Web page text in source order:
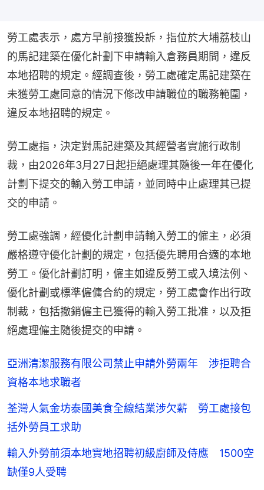
勞工處表示，處方早前接獲投訴，指位於大埔荔枝山
的馬記建築在優化計劃下申請輸入倉務員期間，違反
本地招聘的規定。經調查後，勞工處確定馬記建築在
未獲勞工處同意的情況下修改申請職位的職務範圍，
違反本地招聘的規定。
勞工處指，決定對馬記建築及其經營者實施行政制
裁，由2026年3月27日起拒絕處理其隨後一年在優化
計劃下提交的輸入勞工申請，並同時中止處理其已提
交的申請。
勞工處強調，經優化計劃申請輸入勞工的僱主，必須
嚴格遵守優化計劃的規定，包括優先聘用合適的本地
勞工。優化計劃訂明，僱主如違反勞工或入境法例、
優化計劃或標準僱傭合約的規定，勞工處會作出行政
制裁，包括撤銷僱主已獲得的輸入勞工批准，以及拒
絕處理僱主隨後提交的申請。
亞洲清潔服務有限公司禁止申請外勞兩年 涉拒聘合
資格本地求職者
荃灣人氣金坊泰國美食全線結業涉欠薪 勞工處接包
括外勞員工求助
輸入外勞前須本地實地招聘初級廚師及侍應 1500空
缺僅9人受聘